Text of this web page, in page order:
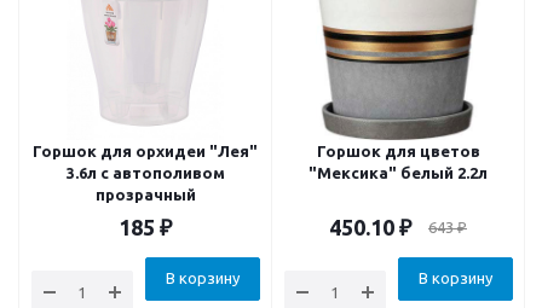
Горшок для орхидеи "Лея"
3.6л с автополивом
прозрачный
185 ₽
В корзину
Горшок для цветов
"Мексика" белый 2.2л
450.10 ₽ 643₽
В корзину